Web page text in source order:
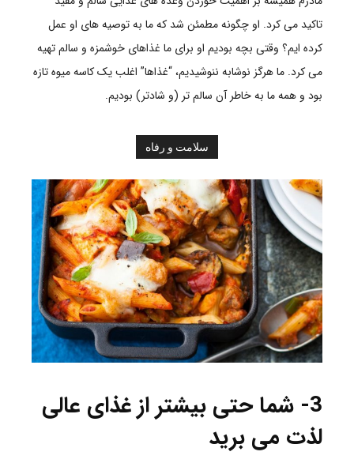
تاکید می کرد. او چگونه مطمئن شد که ما به توصیه های او عمل
کرده ایم؟ وقتی بچه بودیم او برای ما غذاهای خوشمزه و سالم تهیه
می کرد. ما هرگز نوشابه ننوشیدیم، “غذاها” اغلب یک کاسه میوه تازه
بود و همه ما به خاطر آن سالم تر (و شادتر) بودیم.
سلامت و رفاه
3- شما حتی بیشتر از غذای عالی
لذت می برید